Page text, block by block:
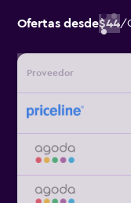
Ofertas desde$44/
Proveedor